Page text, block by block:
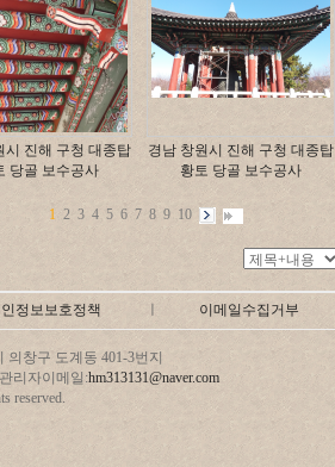
시 진해 구청 대종탑
당골 보수공사
경남 창원시 진해 구청 대종탑
황토 당골 보수공사
1 2 3 4 5 6 7 8 9 10
정보보호정책 이메일수집거부
창구 도계동 401-3번지
리자이메일:hm313131@naver.com
reserved.